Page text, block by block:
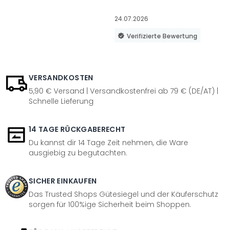
24.07.2026
Verifizierte Bewertung
VERSANDKOSTEN
5,90 € Versand | Versandkostenfrei ab 79 € (DE/AT) |
Schnelle Lieferung
14 TAGE RÜCKGABERECHT
Du kannst dir 14 Tage Zeit nehmen, die Ware
ausgiebig zu begutachten.
SICHER EINKAUFEN
Das Trusted Shops Gütesiegel und der Käuferschutz
sorgen für 100%ige Sicherheit beim Shoppen.